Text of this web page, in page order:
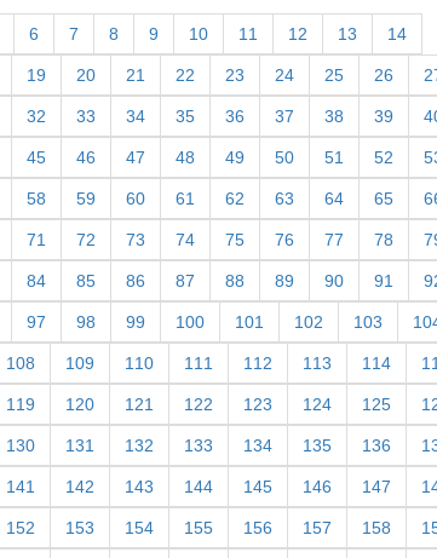
6 7 8 9 10 11 12 13 14
19 20 21 22 23 24 25 26
32 33 34 35 36 37 38 39
45 46 47 48 49 50 51 52
58 59 60 61 62 63 64 65
71 72 73 74 75 76 77 78
84 85 86 87 88 89 90 91
97 98 99 100 101 102 103
108 109 110 111 112 113 114
119 120 121 122 123 124 125
130 131 132 133 134 135 136
141 142 143 144 145 146 147
152 153 154 155 156 157 158